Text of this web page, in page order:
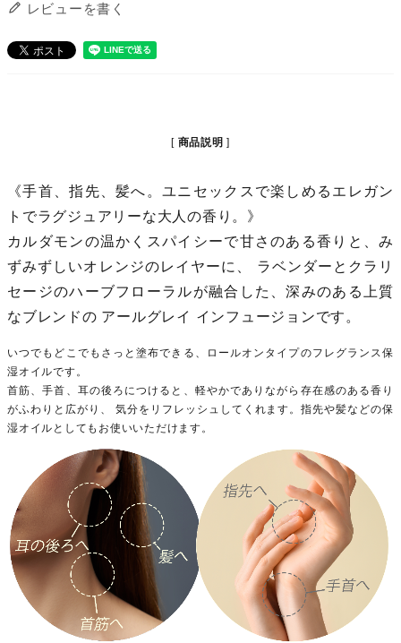
レビューを書く
商品説明
《手首、指先、髪へ。ユニセックスで楽しめるエレガン
トでラグジュアリーな大人の香り。》
カルダモンの温かくスパイシーで甘さのある香りと、み
ずみずしいオレンジのレイヤーに、 ラベンダーとクラリ
セージのハーブフローラルが融合した、深みのある上質
なブレンドの アールグレイ インフュージョンです。
いつでもどこでもさっと塗布できる、ロールオンタイプのフレグランス保
湿オイルです。
首筋、手首、耳の後ろにつけると、軽やかでありながら存在感のある香り
がふわりと広がり、 気分をリフレッシュしてくれます。指先や髪などの保
湿オイルとしてもお使いいただけます。